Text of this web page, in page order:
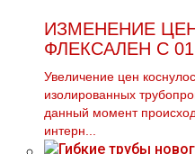
ИЗМЕНЕНИЕ
ФЛЕКСАЛЕН С
Увеличение цен
изолированных
данный момент
интерн...